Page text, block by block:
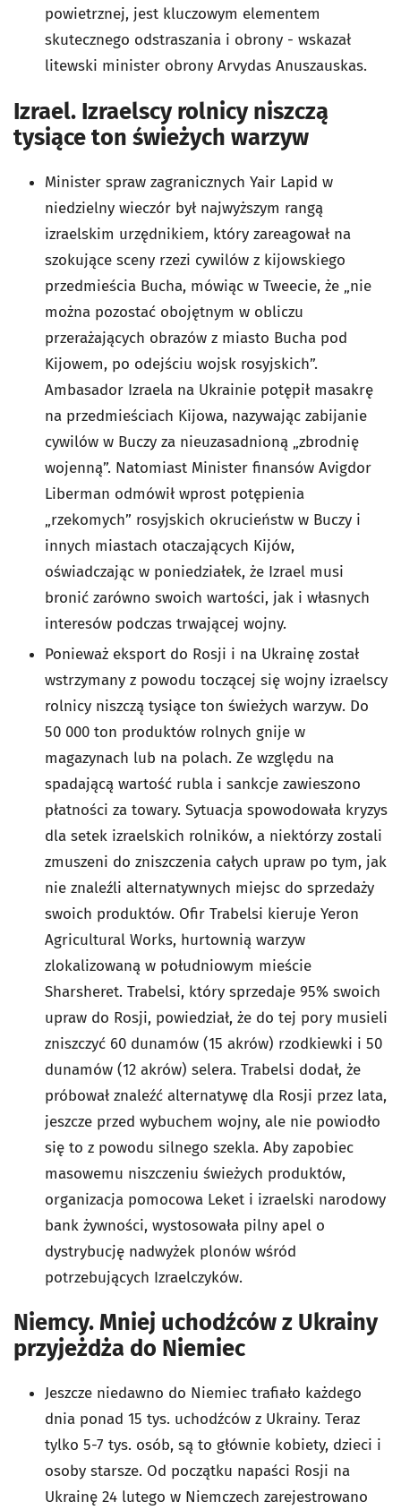
powietrznej, jest kluczowym elementem
skutecznego odstraszania i obrony - wskazał
litewski minister obrony Arvydas Anuszauskas.
Izrael. Izraelscy rolnicy niszczą
tysiące ton świeżych warzyw
Minister spraw zagranicznych Yair Lapid w
niedzielny wieczór był najwyższym rangą
izraelskim urzędnikiem, który zareagował na
szokujące sceny rzezi cywilów z kijowskiego
przedmieścia Bucha, mówiąc w Tweecie, że „nie
można pozostać obojętnym w obliczu
przerażających obrazów z miasto Bucha pod
Kijowem, po odejściu wojsk rosyjskich”.
Ambasador Izraela na Ukrainie potępił masakrę
na przedmieściach Kijowa, nazywając zabijanie
cywilów w Buczy za nieuzasadnioną „zbrodnię
wojenną”. Natomiast Minister finansów Avigdor
Liberman odmówił wprost potępienia
„rzekomych” rosyjskich okrucieństw w Buczy i
innych miastach otaczających Kijów,
oświadczając w poniedziałek, że Izrael musi
bronić zarówno swoich wartości, jak i własnych
interesów podczas trwającej wojny.
Ponieważ eksport do Rosji i na Ukrainę został
wstrzymany z powodu toczącej się wojny izraelscy
rolnicy niszczą tysiące ton świeżych warzyw. Do
50 000 ton produktów rolnych gnije w
magazynach lub na polach. Ze względu na
spadającą wartość rubla i sankcje zawieszono
płatności za towary. Sytuacja spowodowała kryzys
dla setek izraelskich rolników, a niektórzy zostali
zmuszeni do zniszczenia całych upraw po tym, jak
nie znaleźli alternatywnych miejsc do sprzedaży
swoich produktów. Ofir Trabelsi kieruje Yeron
Agricultural Works, hurtownią warzyw
zlokalizowaną w południowym mieście
Sharsheret. Trabelsi, który sprzedaje 95% swoich
upraw do Rosji, powiedział, że do tej pory musieli
zniszczyć 60 dunamów (15 akrów) rzodkiewki i 50
dunamów (12 akrów) selera. Trabelsi dodał, że
próbował znaleźć alternatywę dla Rosji przez lata,
jeszcze przed wybuchem wojny, ale nie powiodło
się to z powodu silnego szekla. Aby zapobiec
masowemu niszczeniu świeżych produktów,
organizacja pomocowa Leket i izraelski narodowy
bank żywności, wystosowała pilny apel o
dystrybucję nadwyżek plonów wśród
potrzebujących Izraelczyków.
Niemcy. Mniej uchodźców z Ukrainy
przyjeżdża do Niemiec
Jeszcze niedawno do Niemiec trafiało każdego
dnia ponad 15 tys. uchodźców z Ukrainy. Teraz
tylko 5-7 tys. osób, są to głównie kobiety, dzieci i
osoby starsze. Od początku napaści Rosji na
Ukrainę 24 lutego w Niemczech zarejestrowano